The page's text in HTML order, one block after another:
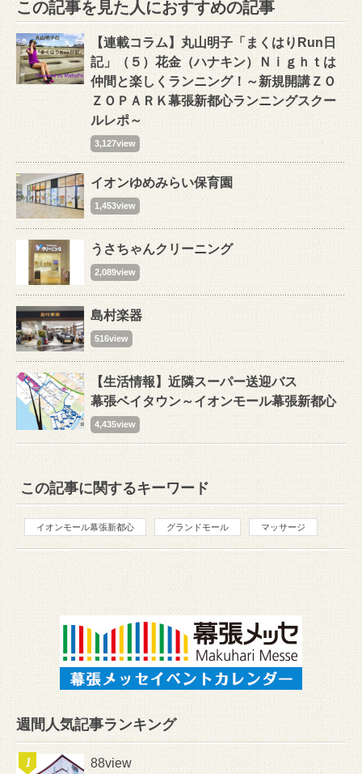
この記事を見た人におすすめの記事
【連載コラム】丸山明子「まくはりRun日
記」（５）花金（ハナキン）Ｎｉｇｈｔは
仲間と楽しくランニング！～新規開講ＺＯ
ＺＯＰＡＲＫ幕張新都心ランニングスクー
ルレポ～
3,127view
イオンゆめみらい保育園
1,453view
うさちゃんクリーニング
2,089view
島村楽器
516view
【生活情報】近隣スーパー送迎バス
幕張ベイタウン～イオンモール幕張新都心
4,435view
この記事に関するキーワード
イオンモール幕張新都心 グランドモール マッサージ
週間人気記事ランキング
88view